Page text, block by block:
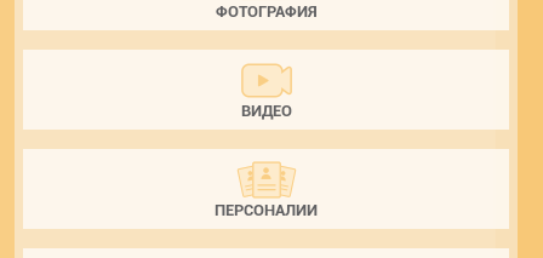
ФОТОГРАФИЯ
ВИДЕО
ПЕРСОНАЛИИ